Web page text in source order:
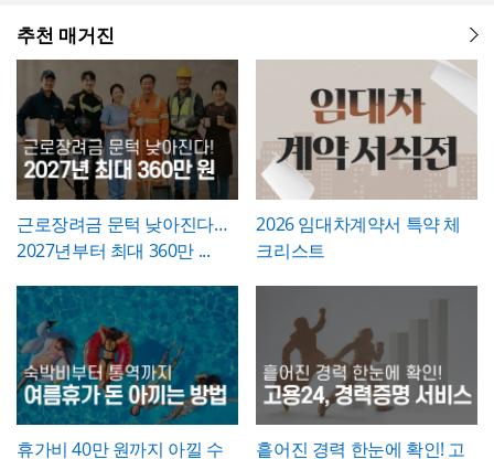
정" 등 적정 수준으로 기재하는 것이 일반적이
며, 필요한 경우에만 구체적인 사유를 명시하
는 것이 좋습니다. 이 확인서를 발급한 이후에
는 반드시 4대보험 관련 신고(납부예외 신청
등)가 함께 이루어졌는지 확인하고, 급여대장
에도 해당 기간이 무급으로 정확히 반영되었
는지 재차 점검하시기 바랍니다.
수량 차이가 발생했는지 근거를 확인할 수 있
도록 하는 것이 중요합니다. 특이사항란에는
작업 중 발견된 예상치 못한 사항(부식, 노후
배선 등)과 그에 대한 처리 결과를 함께 기록
해, 계약 범위를 벗어난 추가 작업이 있었다면
그 사실과 처리 근거를 명확히 남겨두시기 바
랍니다. 하자여부는 실제 현장 점검 결과에 따
라 정확히 체크하고, 하자가 있는 경우에는 내
용을 구체적으로 기재해 향후 보수 책임의 근
거로 삼을 수 있도록 하는 것이 좋습니다. 마
지막으로 발주처와 시공사 양측의 서명은 실
제 현장 검수에 참여한 담당자가 직접 하도록
하여, 이 확인서가 형식적 서류가 아니라 실질
적인 검증을 거친 문서로서의 효력을 갖도록
관리하시기 바랍니다.
가능
나누어 구성해, 단순 현상 나열이 아니라
개선이 필요한지 논리적 인과관계를 명확히
제시
- 개선 목표와 기대효과를 구분해, 무엇을 이
룰 것인지(목표)와 그 결과 무엇이 좋아지는지
(효과)를 별도로 서술함으로써 보고받는 결재
권자가투자 대비 효과를 판단하기 쉽도록 구
성
- 단계별 실행 계획표에 담당자와 주차별 일정
(0월0주~0월0주)을 매트릭스 형태로 배치해,
각 실행 단계가 언제 진행되는지
간트차트처
럼 시각적으로 확인가능
- 예산(안)을 부가세 포함 금액으로 상단에 명
시해, 개선 계획의 실행 가능성을
예산 규모
측면에서도 함께 검토할 수 있도록 함
💡 작성 팁
개선 계획서는현황과 문제점을 최대한 구체
니다. "노후화되었다", "느리다"처럼 막연한
표현 대신 실제 사용연수, 장애 발생 빈도, 소
요 시간 등 정량적 근거를 제시하면 개선의 필
요성이 훨씬 명확하게 전달됩니다. 개선 목표
는 문제점에서 언급한 리스크가 해소되는 방
향으로 구체적으로 서술하고, 기대효과는 가
능한 한 수치화(업무시간 단축 몇 시간, 만족
추천 매거진
근로장려금 문턱 낮아진다…
2027년부터 최대 360만 ...
2026 임대차계약서 특약 체
크리스트
휴가비 40만 원까지 아낄 수 흩어진 경력 한눈에 확인! 고